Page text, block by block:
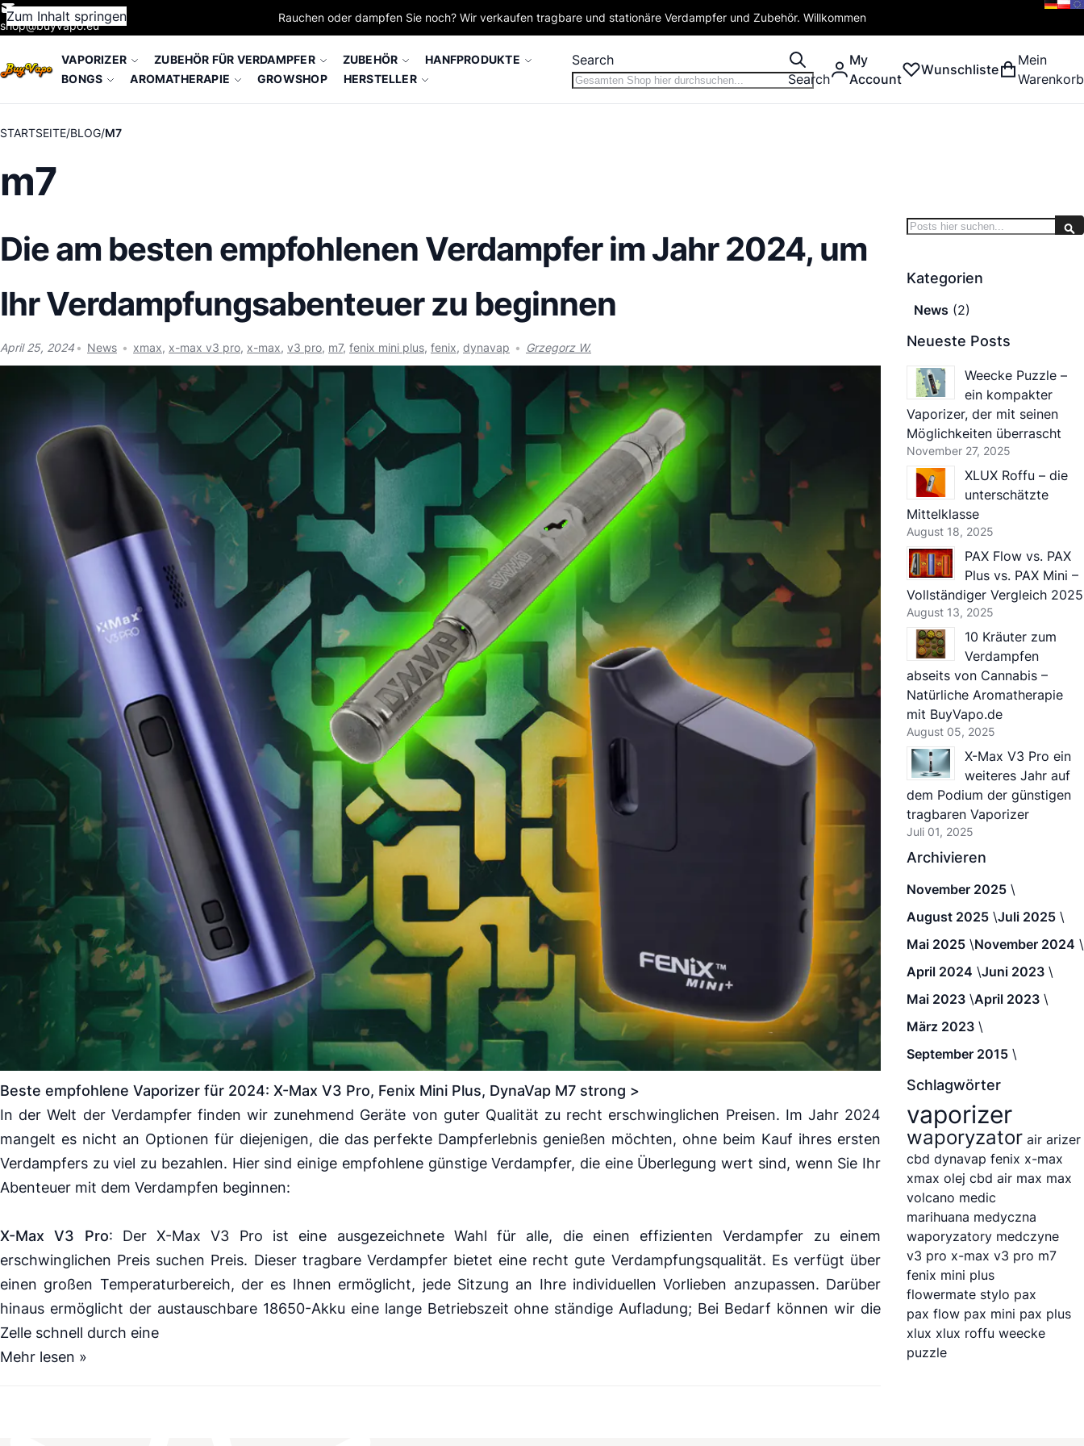
Zum Inhalt springen
shop@buyvapo.eu
Rauchen oder dampfen Sie noch? Wir verkaufen tragbare und stationäre Verdampfer und Zubehör. Willkommen
VAPORIZER ZUBEHÖR FÜR VERDAMPFER ZUBEHÖR
HANFPRODUKTE
BONGS
AROMATHERAPIE GROWSHOP HERSTELLER
Search
Search
My
Account
Wunschliste
Mein
Warenkorb
STARTSEITE BLOG M7
m7
Die am besten empfohlenen Verdampfer im Jahr 2024, um
Ihr Verdampfungsabenteuer zu beginnen
April 25, 2024 News xmax, x-max v3 pro, x-max, v3 pro, m7, fenix mini plus, fenix, dynavap Grzegorz W.
Beste empfohlene Vaporizer für 2024: X-Max V3 Pro, Fenix Mini Plus, DynaVap M7 strong >
In der Welt der Verdampferfinden wir zunehmend Geräte von guter Qualität zu recht erschwinglichen Preisen. Im Jahr 2024
mangelt es nicht an Optionen für diejenigen, die das perfekte Dampferlebnis genießen möchten, ohne beim Kauf ihres ersten
Verdampfers zu viel zu bezahlen. Hier sind einige empfohlene günstigeVerdampfer, die eine Überlegung wert sind, wenn Sie Ihr
Abenteuer mit dem Verdampfen beginnen:
X-Max V3 Pro: DerX-Max V3 Pro ist eine ausgezeichnete Wahl für alle, die einen effizientenVerdampfer zu einem
erschwinglichen Preis suchen Preis. Dieser tragbare Verdampferbietet eine recht gute Verdampfungsqualität. Es verfügt über
einen großen Temperaturbereich, der es Ihnen ermöglicht, jede Sitzung an Ihre individuellen Vorlieben anzupassen. Darüber
hinaus ermöglicht der austauschbare 18650-Akku eine lange Betriebszeit ohne ständige Aufladung; Bei Bedarf können wir die
Zelle schnell durch eine
Mehr lesen »
Search
Kategorien
News (2)
Neueste Posts
Weecke Puzzle –
ein kompakter
Vaporizer, der mit seinen
Möglichkeiten überrascht
November 27, 2025
XLUX Roffu – die
unterschätzte
Mittelklasse
August 18, 2025
PAX Flow vs. PAX
Plus vs. PAX Mini –
Vollständiger Vergleich 2025
August 13, 2025
10 Kräuter zum
Verdampfen
abseits von Cannabis –
Natürliche Aromatherapie
mit BuyVapo.de
August 05, 2025
X-Max V3 Pro ein
weiteres Jahr auf
dem Podium der günstigen
tragbaren Vaporizer
Juli 01, 2025
Archivieren
November 2025
August 2025 Juli 2025
Mai 2025 November 2024
April 2024 Juni 2023
Mai 2023 April 2023
März 2023
September 2015
Schlagwörter
vaporizer
waporyzator air arizer
cbd dynavap fenix x-max
xmax olej cbd air max max
volcano medic
marihuana medyczna
waporyzatory medczyne
v3 pro x-max v3 pro m7
fenix mini plus
flowermate stylo pax
pax flow pax mini pax plus
xlux xlux roffu weecke
puzzle